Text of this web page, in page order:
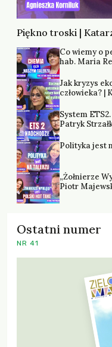
Piękno troski |
Co wiemy o
hab. Maria
Jak kryzys
człowieka? |
System
Patryk
Polityka jest
„Żołnierze
Piotr
Ostatni numer
NR 41